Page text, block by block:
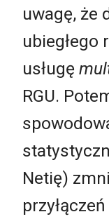
uwagę, że
ubiegłego
usługę
RGU.
Netię)